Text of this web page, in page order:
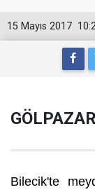
15 Mayıs 2017
Bilecik'te